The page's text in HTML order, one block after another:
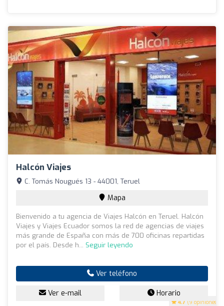
Halcón Viajes
4.7 (9 opiniones)
C. Tomás Nougués 13 - 44001, Teruel
Mapa
Bienvenido a tu agencia de Viajes Halcón en Teruel. Halcón
Viajes y Viajes Ecuador somos la red de agencias de viajes
más grande de España con más de 700 oficinas repartidas
por el país. Desde h... Seguir leyendo
Ver teléfono
Ver e-mail Horario